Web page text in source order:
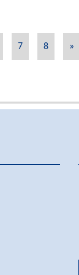
7 8 »